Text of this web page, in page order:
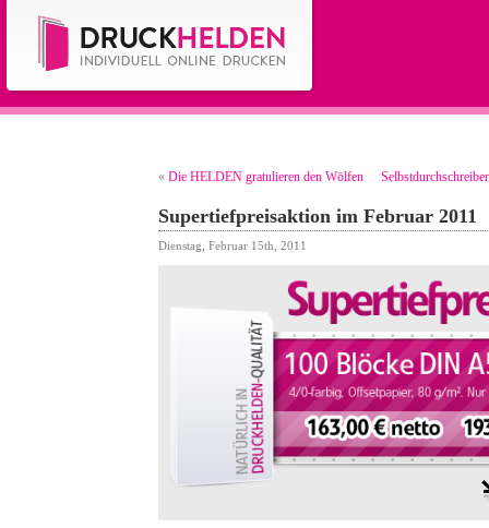
« Die HELDEN gratulieren den Wölfen
Supertiefpreisaktion im Februar 2011
Dienstag, Februar 15th, 2011